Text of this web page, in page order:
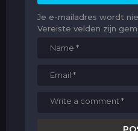
Je e-mailadres wordt
Vereiste velden zijn